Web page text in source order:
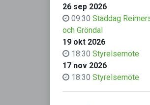
26 sep 2026
09:30 Städdag
och Gröndal
19 okt 2026
18:30 Styrelsemöte
17 nov 2026
18:30 Styrelsemöte